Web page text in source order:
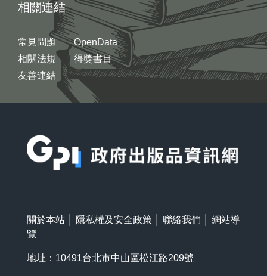
相關連結
常見問題
相關法規
友善連結
OpenData
得獎書目
關於本站 隱私權及安全政策 聯絡我們
網站導
覽
地址：10491台北市中山區松江路209號